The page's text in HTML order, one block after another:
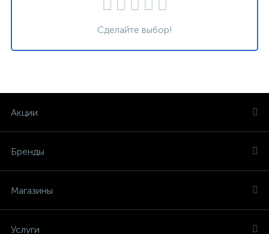
Сделайте выбор!
Акции
Бренды
Магазины
Услуги